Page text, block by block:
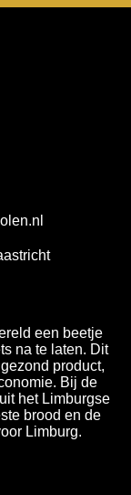
een beetje
na te laten. Dit
product,
Bij de
het Limburgse
brood en de
Limburg.